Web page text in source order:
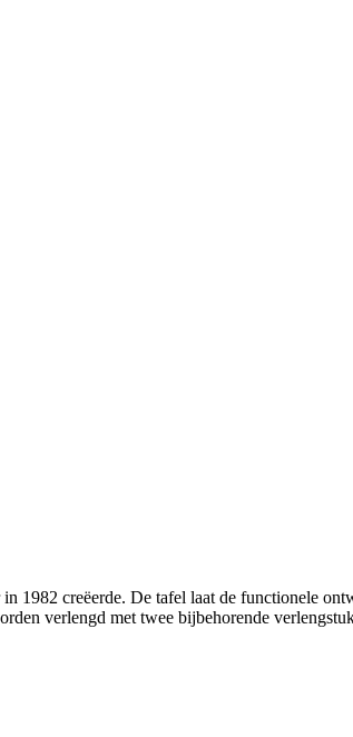
1982 creëerde. De tafel laat de functionele
verlengd met twee bijbehorende